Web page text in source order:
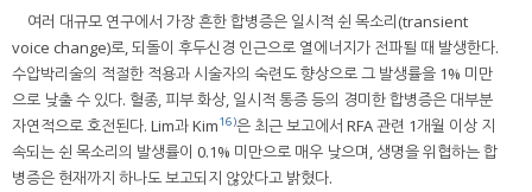
여러 대규모 연구에서 가장 흔한 합병증은 일시적 쉰 목소리(transient
voice change)로, 되돌이 후두신경 인근으로 열에너지가 전파될 때 발생한다.
수압박리술의 적절한 적용과 시술자의 숙련도 향상으로 그 발생률을 1% 미만
으로 낮출 수 있다. 혈종, 피부 화상, 일시적 통증 등의 경미한 합병증은 대부분
자연적으로 호전된다. Lim과 Kim16)은 최근 보고에서 RFA 관련 1개월 이상 지
속되는 쉰 목소리의 발생률이 0.1% 미만으로 매우 낮으며, 생명을 위협하는 합
병증은 현재까지 하나도 보고되지 않았다고 밝혔다.